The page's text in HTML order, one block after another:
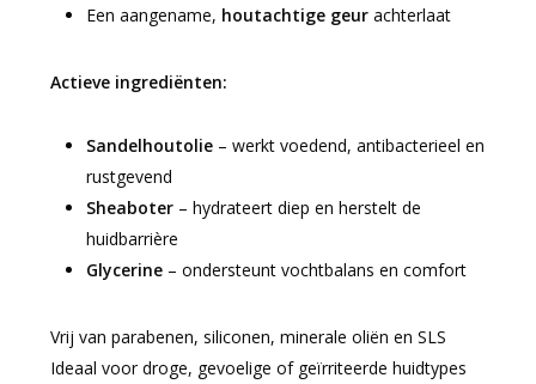
Een aangename, houtachtige geurachterlaat
Actieve ingrediënten:
Sandelhoutolie– werkt voedend, antibacterieel en
rustgevend
Sheaboter– hydrateert diep en herstelt de
huidbarrière
Glycerine– ondersteunt vochtbalans en comfort
Vrij van parabenen, siliconen, minerale oliën en SLS
Ideaal voor droge, gevoelige of geïrriteerde huidtypes